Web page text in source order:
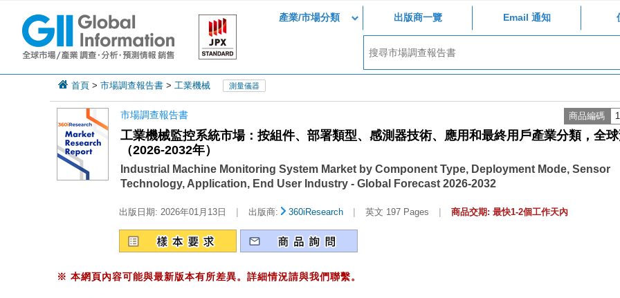
產業/市場分類 出版商一覽 Email 通知
首頁 > 市場調查報告書 > 工業機械 測量儀器
市場調查報告書 商品編碼
工業機械監控系統市場：按組件、部署類型、感測器技術、應用和最終用戶產業分類，全球
（2026-2032年）
Industrial Machine Monitoring System Market by Component Type, Deployment Mode, Sensor
Technology, Application, End User Industry - Global Forecast 2026-2032
出版日期: 2026年01月13日 | 出版商: 360iResearch | 英文 197 Pages | 商品交期: 最快1-2個工作天內
※ 本網頁內容可能與最新版本有所差異。詳細情況請與我們聯繫。